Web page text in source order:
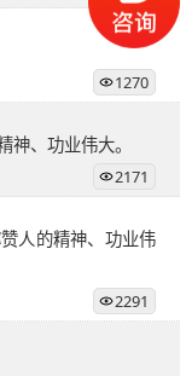
1270
、功业伟大。
2171
人的精神、功业伟
2291